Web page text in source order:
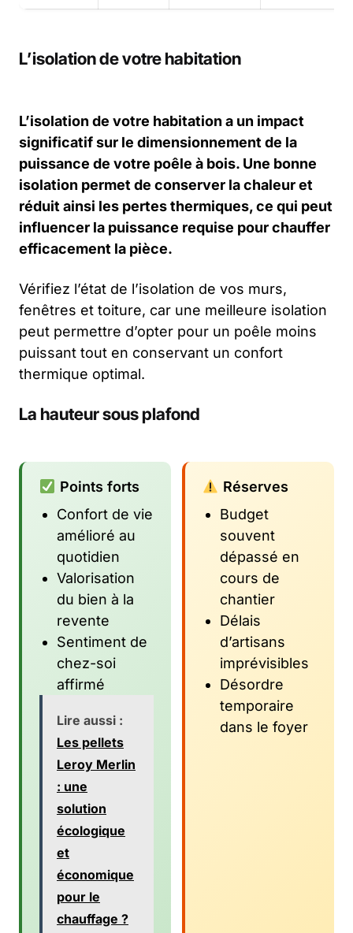
L’isolation de votre habitation
L’isolation de votre habitation a un impact
significatif sur le dimensionnement de la
puissance de votre poêle à bois. Une bonne
isolation permet de conserver la chaleur et
réduit ainsi les pertes thermiques, ce qui peut
influencer la puissance requise pour chauffer
efficacement la pièce.
Vérifiez l’état de l’isolation de vos murs,
fenêtres et toiture, car une meilleure isolation
peut permettre d’opter pour un poêle moins
puissant tout en conservant un confort
thermique optimal.
La hauteur sous plafond
Points forts
Confort de vie
amélioré au
quotidien
Valorisation
du bien à la
revente
Sentiment de
chez-soi
affirmé
Lire aussi :
Les pellets
Leroy Merlin
: une
solution
écologique
et
économique
pour le
chauffage ?
Réserves
Budget
souvent
dépassé en
cours de
chantier
Délais
d’artisans
imprévisibles
Désordre
temporaire
dans le foyer